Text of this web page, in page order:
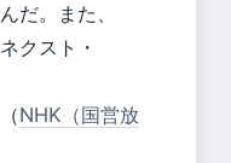
だ。また、
クスト・
NHK（国営放